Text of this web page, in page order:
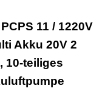
11 / 1220V
Akku 20V 2
10-teiliges